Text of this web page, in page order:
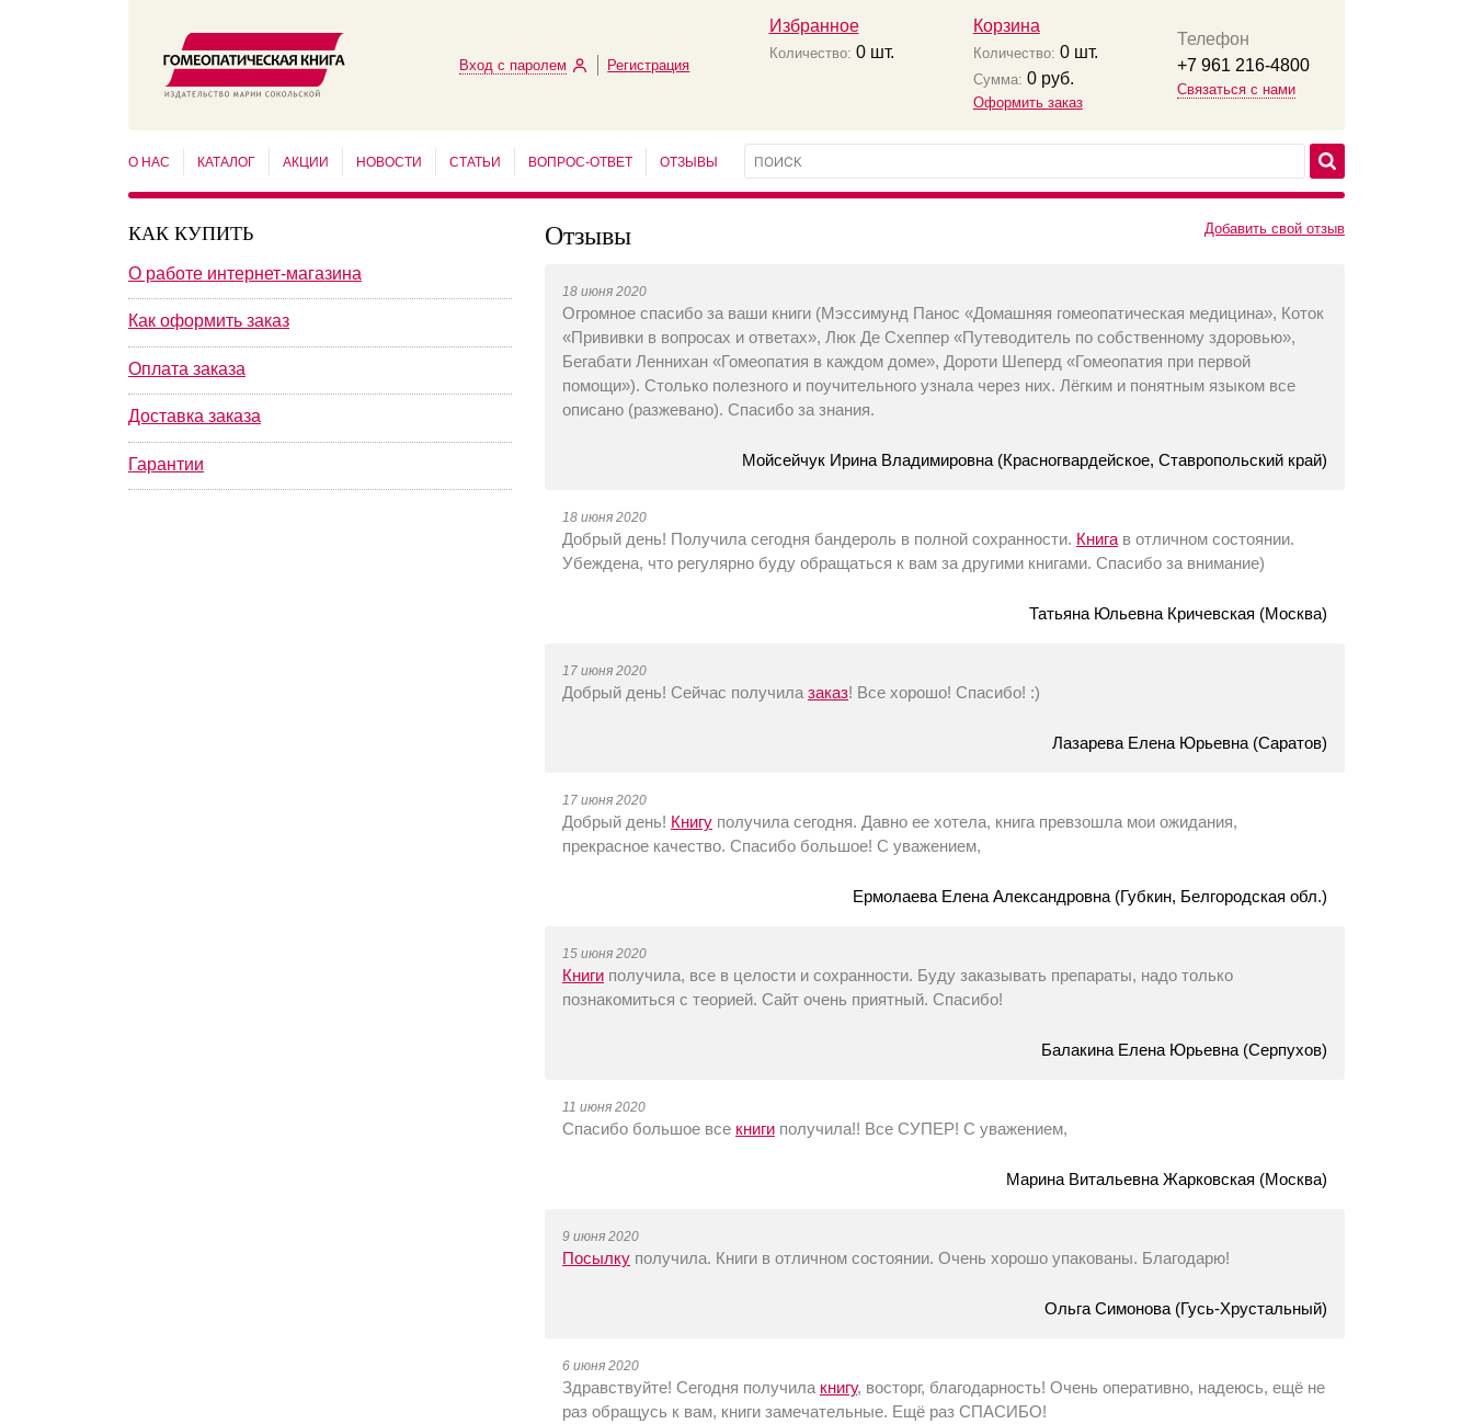
Вход с паролем Регистрация
Избранное
Количество: 0шт.
Корзина
Количество: 0шт.
Сумма: 0руб.
Оформить заказ
Телефон
+7 961 216-4800
Связаться с нами
О НАС КАТАЛОГ АКЦИИ НОВОСТИ СТАТЬИ ВОПРОС-ОТВЕТ ОТЗЫВЫ
КАК КУПИТЬ
О работе интернет-магазина
Как оформить заказ
Оплата заказа
Доставка заказа
Гарантии
Добавить свой отзыв
Отзывы
18 июня 2020
Огромное спасибо за ваши книги (Мэссимунд Панос «Домашняя гомеопатическая медицина», Коток
«Прививки в вопросах и ответах», Люк Де Схеппер «Путеводитель по собственному здоровью»,
Бегабати Леннихан «Гомеопатия в каждом доме», Дороти Шеперд «Гомеопатия при первой
помощи»). Столько полезного и поучительного узнала через них. Лёгким и понятным языком все
описано (разжевано). Спасибо за знания.
Мойсейчук Ирина Владимировна (Красногвардейское, Ставропольский край)
18 июня 2020
Добрый день! Получила сегодня бандероль в полной сохранности. Книга в отличном состоянии.
Убеждена, что регулярно буду обращаться к вам за другими книгами. Спасибо за внимание)
Татьяна Юльевна Кричевская (Москва)
17 июня 2020
Добрый день! Сейчас получила заказ! Все хорошо! Спасибо! :)
Лазарева Елена Юрьевна (Саратов)
17 июня 2020
Добрый день! Книгу получила сегодня. Давно ее хотела, книга превзошла мои ожидания,
прекрасное качество. Спасибо большое! С уважением,
Ермолаева Елена Александровна (Губкин, Белгородская обл.)
15 июня 2020
Книги получила, все в целости и сохранности. Буду заказывать препараты, надо только
познакомиться с теорией. Сайт очень приятный. Спасибо!
Балакина Елена Юрьевна (Серпухов)
11 июня 2020
Спасибо большое все книги получила!! Все СУПЕР! С уважением,
Марина Витальевна Жарковская (Москва)
9 июня 2020
Посылку получила. Книги в отличном состоянии. Очень хорошо упакованы. Благодарю!
Ольга Симонова (Гусь-Хрустальный)
6 июня 2020
Здравствуйте! Сегодня получила книгу, восторг, благодарность! Очень оперативно, надеюсь, ещё не
раз обращусь к вам, книги замечательные. Ещё раз СПАСИБО!